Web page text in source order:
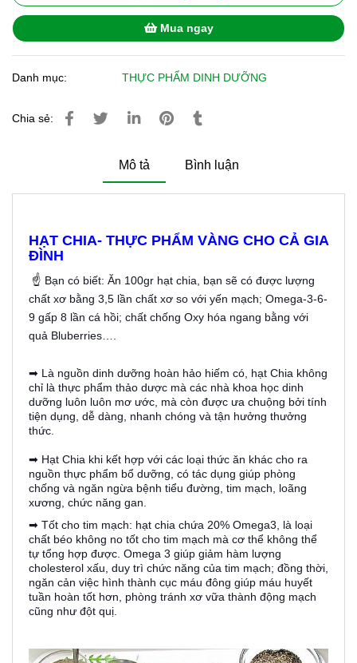
Mua ngay
Danh mục: THỰC PHẨM DINH DƯỠNG
Chia sẻ:
Mô tả Bình luận
HẠT CHIA- THỰC PHẨM VÀNG CHO CẢ GIA
ĐÌNH
☝ Bạn có biết: Ăn 100gr hạt chia, bạn sẽ có được lượng
chất xơ bằng 3,5 lần chất xơ so với yến mạch; Omega-3-6-
9 gấp 8 lần cá hồi; chất chống Oxy hóa ngang bằng với
quả Bluberries….
➡ Là nguồn dinh dưỡng hoàn hảo hiếm có, hạt Chia không
chỉ là thực phẩm thảo dược mà các nhà khoa học dinh
dưỡng luôn luôn mơ ước, mà còn được ưa chuộng bởi tính
tiện dụng, dễ dàng, nhanh chóng và tận hưởng thưởng
thức.
➡ Hạt Chia khi kết hợp với các loại thức ăn khác cho ra
nguồn thực phẩm bổ dưỡng, có tác dụng giúp phòng
chống và ngăn ngừa bệnh tiểu đường, tim mạch, loãng
xương, chức năng gan.
➡ Tốt cho tim mạch: hạt chia chứa 20% Omega3, là loại
chất béo không no tốt cho tim mạch mà cơ thể không thể
tự tổng hợp được. Omega 3 giúp giảm hàm lượng
cholesterol xấu, duy trì chức năng của tim mạch; đồng thời,
ngăn cản việc hình thành cục máu đông giúp máu huyết
tuần hoàn tốt hơn, phòng tránh xơ vữa thành động mạch
cũng như đột quị.